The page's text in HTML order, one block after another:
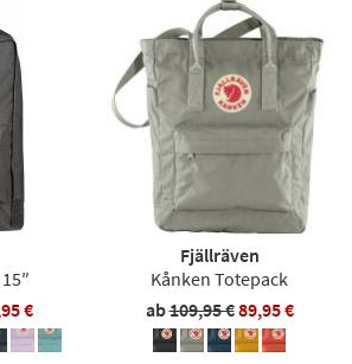
€
Fjällräven
Kånken Totepack
ab109,95 €89,95 €